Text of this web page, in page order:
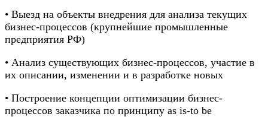
• Выезд на объекты внедрения для анализа текущих
бизнес-процессов (крупнейшие промышленные
предприятия РФ)
• Анализ существующих бизнес-процессов, участие в
их описании, изменении и в разработке новых
• Построение концепции оптимизации бизнес-
процессов заказчика по принципу as is-to be